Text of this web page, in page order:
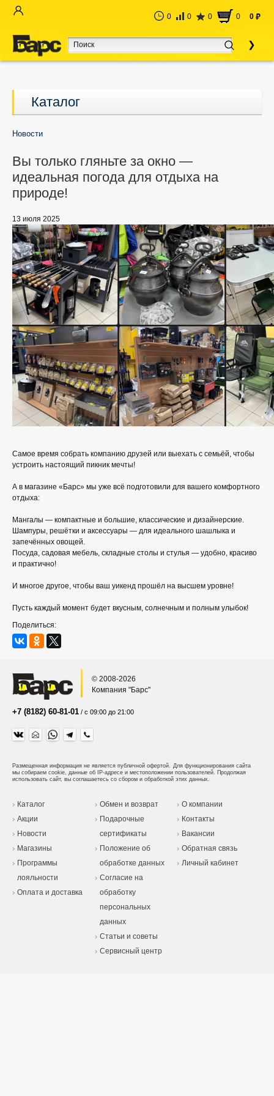
0 0 0 0 0 руб
Каталог
Новости
Вы только гляньте за окно —
идеальная погода для отдыха на
природе!
13 июля 2025
Самое время собрать компанию друзей или выехать с семьёй, чтобы
устроить настоящий пикник мечты!
А в магазине «Барс» мы уже всё подготовили для вашего комфортного
отдыха:
Мангалы — компактные и большие, классические и дизайнерские.
Шампуры, решётки и аксессуары — для идеального шашлыка и
запечённых овощей.
Посуда, садовая мебель, складные столы и стулья — удобно, красиво
и практично!
И многое другое, чтобы ваш уикенд прошёл на высшем уровне!
Пусть каждый момент будет вкусным, солнечным и полным улыбок!
Поделиться:
© 2008-2026
Компания "Барс"
+7 (8182) 60-81-01 / с 09:00 до 21:00
Размещенная информация не является публичной офертой. Для функционирования сайта
мы собираем cookie, данные об IP-адресе и местоположении пользователей. Продолжая
использовать сайт, вы соглашаетесь со сбором и обработкой этих данных.
Каталог
Акции
Новости
Магазины
Программы
лояльности
Оплата и доставка
Обмен и возврат
Подарочные
сертификаты
Положение об
обработке данных
Согласие на
обработку
персональных
данных
Статьи и советы
Сервисный центр
О компании
Контакты
Вакансии
Обратная связь
Личный кабинет